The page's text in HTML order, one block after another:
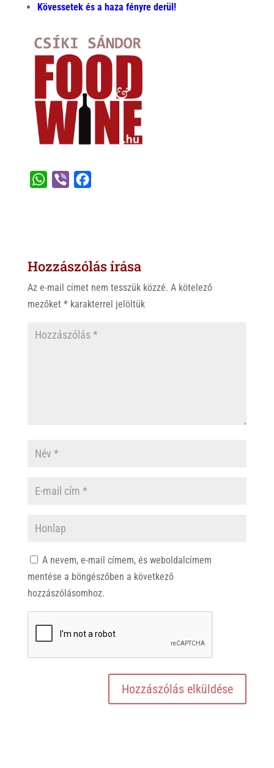
Kövessetek és a haza fényre derül!
A
p
o
k
Hozzászólás írása
Az e-mail címet nem tesszük közzé. A kötelező
mezőket *karakterrel jelöltük
A nevem, e-mail címem, és weboldalcímem
mentése a böngészőben a következő
hozzászólásomhoz.